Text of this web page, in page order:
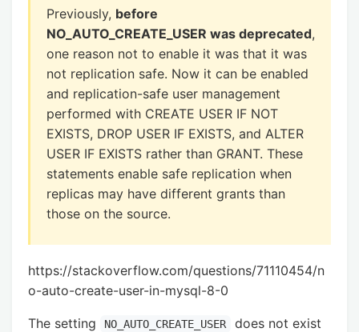
Previously, before
NO_AUTO_CREATE_USER was deprecated,
one reason not to enable it was that it was
not replication safe. Now it can be enabled
and replication-safe user management
performed with CREATE USER IF NOT
EXISTS, DROP USER IF EXISTS, and ALTER
USER IF EXISTS rather than GRANT. These
statements enable safe replication when
replicas may have different grants than
those on the source.
https://stackoverflow.com/questions/71110454/n
o-auto-create-user-in-mysql-8-0
The setting NO_AUTO_CREATE_USER
does not exist